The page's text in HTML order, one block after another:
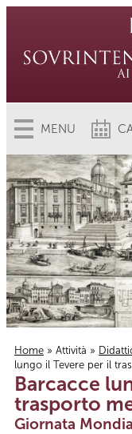
MENU
Tu sei qui
Home » Attività »
lungo il Tevere per il
Barcacce
trasporto
Giornata